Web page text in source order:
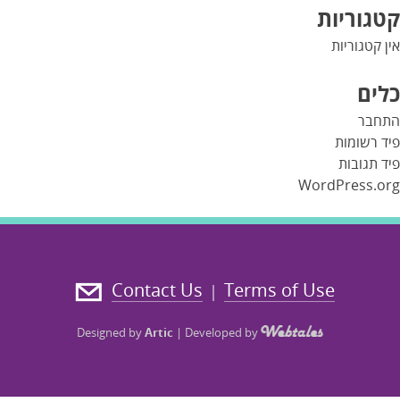
קטגוריות
אין קטגוריות
כלים
התחבר
פיד רשומות
פיד תגובות
WordPress.org
Terms of Use
|
Contact Us
Designed byArtic | Developed by